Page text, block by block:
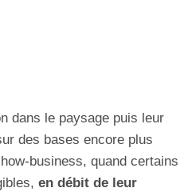
dans le paysage puis leur
des bases encore plus
business, quand certains
en débit de leur